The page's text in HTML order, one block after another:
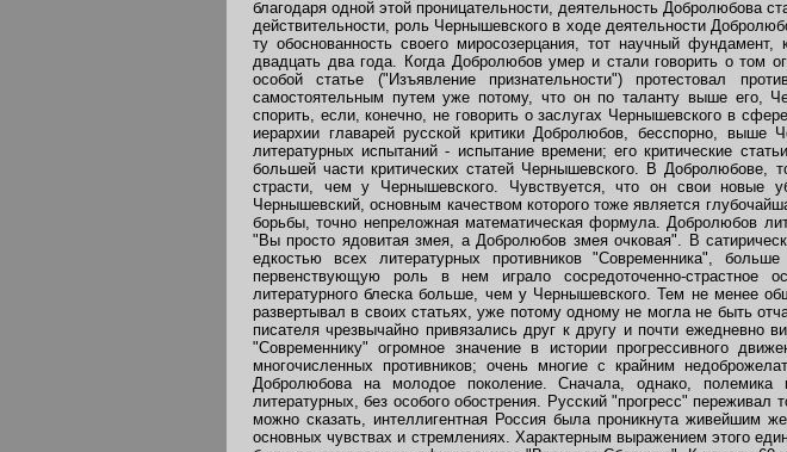
благодаря одной этой проницательности, деятельность Добролюбова
действительности, роль Чернышевского в ходе деятельности
ту обоснованность своего миросозерцания, тот научный
двадцать два года. Когда Добролюбов умер и стали говорить о том
особой статье ("Изъявление признательности") протестовал
самостоятельным путем уже потому, что он по таланту выше его,
спорить, если, конечно, не говорить о заслугах Чернышевского в
иерархии главарей русской критики Добролюбов, бесспорно,
литературных испытаний - испытание времени; его критические
большей части критических статей Чернышевского. В Добролюбове,
страсти, чем у Чернышевского. Чувствуется, что он свои новые
Чернышевский, основным качеством которого тоже является
борьбы, точно непреложная математическая формула. Добролюбов
"Вы просто ядовитая змея, а Добролюбов змея очковая". В
едкостью всех литературных противников "Современника",
первенствующую роль в нем играло сосредоточенно-
литературного блеска больше, чем у Чернышевского. Тем не менее
развертывал в своих статьях, уже потому одному не могла не быть
писателя чрезвычайно привязались друг к другу и почти ежедневно
"Современнику" огромное значение в истории прогрессивного
многочисленных противников; очень многие с крайним
Добролюбова на молодое поколение. Сначала, однако,
литературных, без особого обострения. Русский "прогресс"
можно сказать, интеллигентная Россия была проникнута живейшим
основных чувствах и стремлениях. Характерным выражением этого